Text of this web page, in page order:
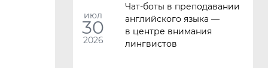
июл
30
2026
Чат-боты в преподавании
английского языка —
в центре внимания
лингвистов